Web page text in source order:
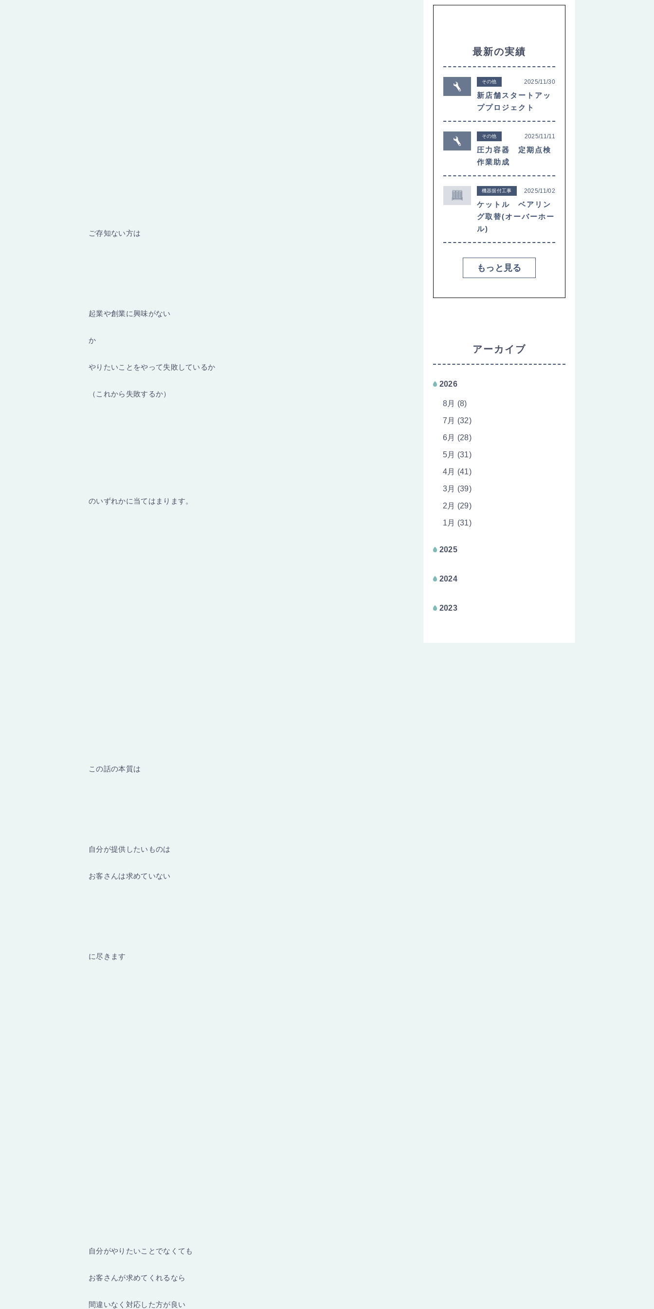
ご存知ない方は
起業や創業に興味がない
か
やりたいことをやって失敗しているか
（これから失敗するか）
のいずれかに当てはまります。
この話の本質は
自分が提供したいものは
お客さんは求めていない
に尽きます
自分がやりたいことでなくても
お客さんが求めてくれるなら
間違いなく対応した方が良い
最新の実績
その他 2025/11/30
新店舗スタートアッ
ププロジェクト
その他 2025/11/11
圧力容器 定期点検
作業助成
機器据付工事 2025/11/02
ケットル ベアリン
グ取替(オーバーホー
ル)
もっと見る
アーカイブ
2026
8月 (8)
7月 (32)
6月 (28)
5月 (31)
4月 (41)
3月 (39)
2月 (29)
1月 (31)
2025
2024
2023